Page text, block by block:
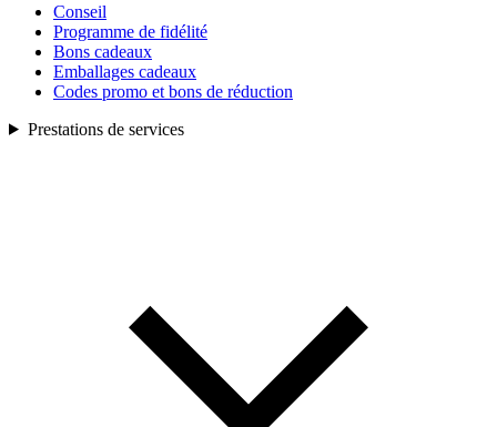
Conseil
Programme de fidélité
Bons cadeaux
Emballages cadeaux
Codes promo et bons de réduction
Prestations de services